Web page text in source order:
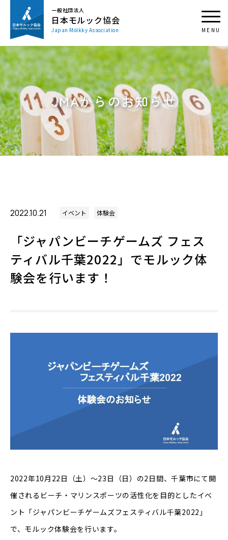
一般社団法人
日本モルック協会
Japan Mölkky Association
JMAからのお知らせ
2022.10.21 イベント 体験会
「ジャパンビーチゲームズ フェス
ティバル千葉2022」でモルック体
験会を行います！
2022年10月22日（土）～23日（日）の2日間、千葉市にて開
催されるビーチ・マリンスポーツの活性化を目的としたイベ
ント「ジャパンビーチゲームズフェスティバル千葉2022」
で、モルック体験会を行います。